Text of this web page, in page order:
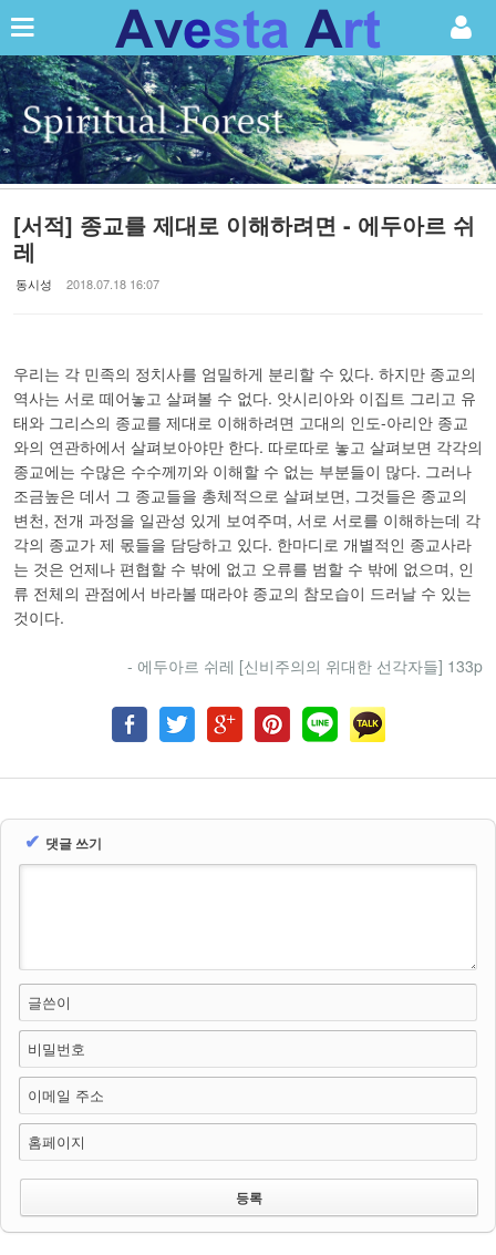
[서적] 종교를 제대로 이해하려면 - 에두아르 쉬
레
동시성 2018.07.18 16:07
우리는 각 민족의 정치사를 엄밀하게 분리할 수 있다. 하지만 종교의
역사는 서로 떼어놓고 살펴볼 수 없다. 앗시리아와 이집트 그리고 유
태와 그리스의 종교를 제대로 이해하려면 고대의 인도-아리안 종교
와의 연관하에서 살펴보아야만 한다. 따로따로 놓고 살펴보면 각각의
종교에는 수많은 수수께끼와 이해할 수 없는 부분들이 많다. 그러나
조금높은 데서 그 종교들을 총체적으로 살펴보면, 그것들은 종교의
변천, 전개 과정을 일관성 있게 보여주며, 서로 서로를 이해하는데 각
각의 종교가 제 몫들을 담당하고 있다. 한마디로 개별적인 종교사라
는 것은 언제나 편협할 수 밖에 없고 오류를 범할 수 밖에 없으며, 인
류 전체의 관점에서 바라볼 때라야 종교의 참모습이 드러날 수 있는
것이다.
- 에두아르 쉬레 [신비주의의 위대한 선각자들] 133p
✔ 댓글 쓰기
글쓴이
비밀번호
이메일 주소
홈페이지
Sketchbook5, 스케치북5
Sketchbook5, 스케치북5